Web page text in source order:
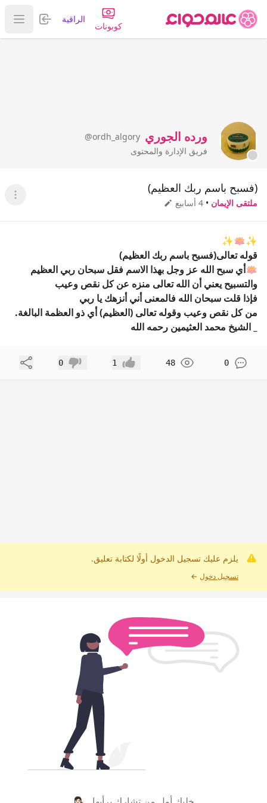
كوبونات
الراقية تسجيل
عرض
ورده الجوري @ordh_algory
فريق الإدارة والمحتوى
(فسبح باسم ربك العظيم)
ملتقى الإيمان • 4 أسابيع عرض
✨️🪷✨️
قوله تعالى(فسبح باسم ربك العظيم)
🪷أي سبح الله عز وجل بهذا الاسم فقل سبحان ربي العظيم
والتسبيح يعني أن الله تعالى منزه عن كل نقص وعيب
فإذا قلت سبحان الله فالمعنى أني أنزهك يا ربي
من كل نقص وعيب وقوله تعالى (العظيم) أي ذو العظمة البالغة.
_ الشيخ محمد العثيمين رحمه الله
0
48 إعجاب 1 عدم إعجاب
0 مشاركة
يلزم عليك تسجيل الدخول أولًا لكتابة تعليق.
تسجيل دخول ←